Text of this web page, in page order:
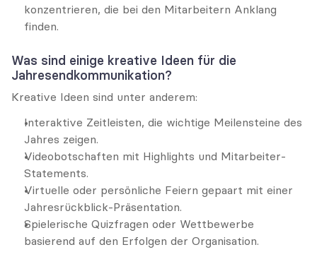
konzentrieren, die bei den Mitarbeitern Anklang
finden.
Was sind einige kreative Ideen für die
Jahresendkommunikation?
Kreative Ideen sind unter anderem:
Interaktive Zeitleisten, die wichtige Meilensteine des
Jahres zeigen.
Videobotschaften mit Highlights und Mitarbeiter-
Statements.
Virtuelle oder persönliche Feiern gepaart mit einer
Jahresrückblick-Präsentation.
Spielerische Quizfragen oder Wettbewerbe
basierend auf den Erfolgen der Organisation.